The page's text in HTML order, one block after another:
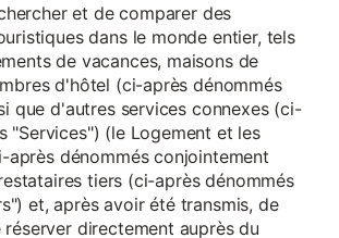
et de comparer des
dans le monde entier, tels
de vacances, maisons de
d'hôtel (ci-après dénommés
que d'autres services connexes (ci-
"Services") (le Logement et les
après dénommés conjointement
tiers (ci-après dénommés
et, après avoir été transmis, de
directement auprès du